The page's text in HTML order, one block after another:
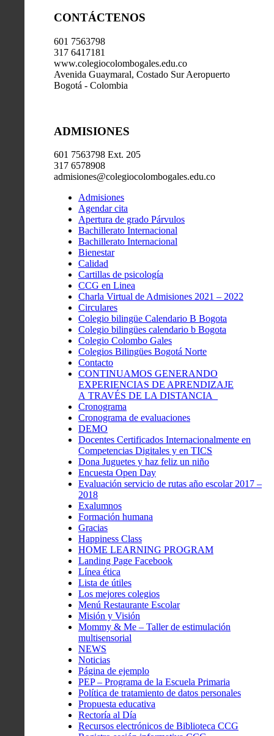
CONTÁCTENOS
601 7563798
317 6417181
www.colegiocolombogales.edu.co
Avenida Guaymaral, Costado Sur Aeropuerto
Bogotá - Colombia
ADMISIONES
601 7563798 Ext. 205
317 6578908
admisiones@colegiocolombogales.edu.co
Admisiones
Agendar cita
Apertura de grado Párvulos
Bachillerato Internacional
Bachillerato Internacional
Bienestar
Calidad
Cartillas de psicología
CCG en Linea
Charla Virtual de Admisiones 2021 – 2022
Circulares
Colegio bilingüe Calendario B Bogota
Colegio bilingües calendario b Bogota
Colegio Colombo Gales
Colegios Bilingües Bogotá Norte
Contacto
CONTINUAMOS GENERANDO
EXPERIENCIAS DE APRENDIZAJE
A TRAVÉS DE LA DISTANCIA
Cronograma
Cronograma de evaluaciones
DEMO
Docentes Certificados Internacionalmente en
Competencias Digitales y en TICS
Dona Juguetes y haz feliz un niño
Encuesta Open Day
Evaluación servicio de rutas año escolar 2017 –
2018
Exalumnos
Formación humana
Gracias
Happiness Class
HOME LEARNING PROGRAM
Landing Page Facebook
Línea ética
Lista de útiles
Los mejores colegios
Menú Restaurante Escolar
Misión y Visión
Mommy & Me – Taller de estimulación
multisensorial
NEWS
Noticias
Página de ejemplo
PEP – Programa de la Escuela Primaria
Política de tratamiento de datos personales
Propuesta educativa
Rectoría al Día
Recursos electrónicos de Biblioteca CCG